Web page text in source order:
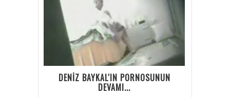
DENİZ BAYKAL'IN PORNOSUNUN
DEVAMI...